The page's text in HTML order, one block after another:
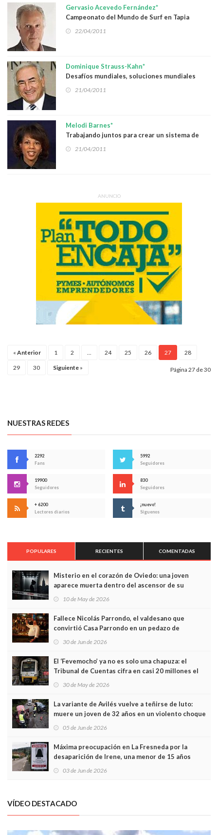
Gervasio Acevedo Fernández*
Campeonato del Mundo de Surf en Tapia
22/04/2011
Dominique Strauss-Kahn*
Desafíos mundiales, soluciones mundiales
21/04/2011
Melodi Barnes*
Trabajando juntos para crear un sistema de
inmigración para el siglo XXI
21/04/2011
ANUNCIO
« Anterior 1 2 ... 24 25 26 27 28
29 30 Siguiente » Página 27 de 30
NUESTRAS REDES
2292
Fans
5992
Seguidores
19900
Seguidores
830
Seguidores
+ 6200
Lectores diarios
¡nuevo!
Síguenos
POPULARES RECIENTES COMENTADAS
Misterio en el corazón de Oviedo: una joven
aparece muerta dentro del ascensor de su
edificio y las cámaras captan sus últimos minutos
10 de May de 2026
Fallece Nicolás Parrondo, el valdesano que
convirtió Casa Parrondo en un pedazo de
Asturias en Madrid
30 de Jun de 2026
El ‘Fevemocho’ ya no es solo una chapuza: el
Tribunal de Cuentas cifra en casi 20 millones el
sobrecoste de los trenes que no cabían por los
30 de May de 2026
La variante de Avilés vuelve a teñirse de luto:
muere un joven de 32 años en un violento choque
frontal
05 de Jun de 2026
Máxima preocupación en La Fresneda por la
desaparición de Irene, una menor de 15 años
03 de Jun de 2026
VÍDEO DESTACADO